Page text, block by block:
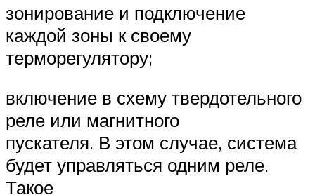
зонирование и подключение
каждой зоны к своему
терморегулятору;
включение в схему твердотельного
реле или магнитного
пускателя. В этом случае, система
будет управляться одним реле.
Такое